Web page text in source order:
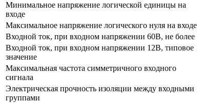
Минимальное напряжение логической единицы на
входе
Максимальное напряжение логического нуля на входе
Входной ток, при входном напряжении 60В, не более
Входной ток, при входном напряжении 12В, типовое
значение
Максимальная частота симметричного входного
сигнала
Электрическая прочность изоляции между входными
группами